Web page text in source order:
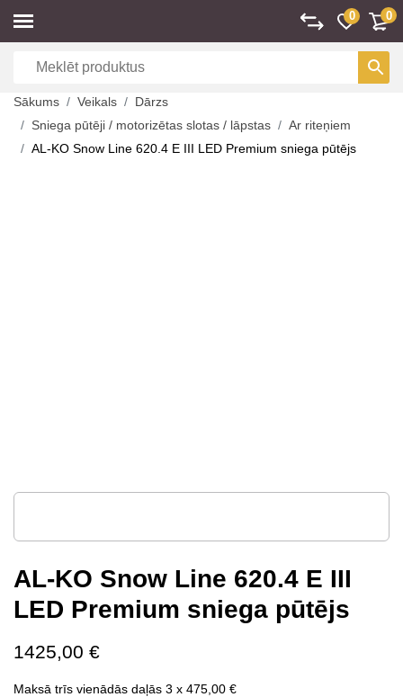
0 0
Sākums Veikals
Dārzs
Sniega pūtēji / motorizētas slotas / lāpstas
Ar riteņiem
AL-KO Snow Line 620.4 E III LED Premium sniega pūtējs
AL-KO Snow Line 620.4 E III
LED Premium sniega pūtējs
Maksā trīs vienādās daļās 3 x 475,00 €
1425,00 €